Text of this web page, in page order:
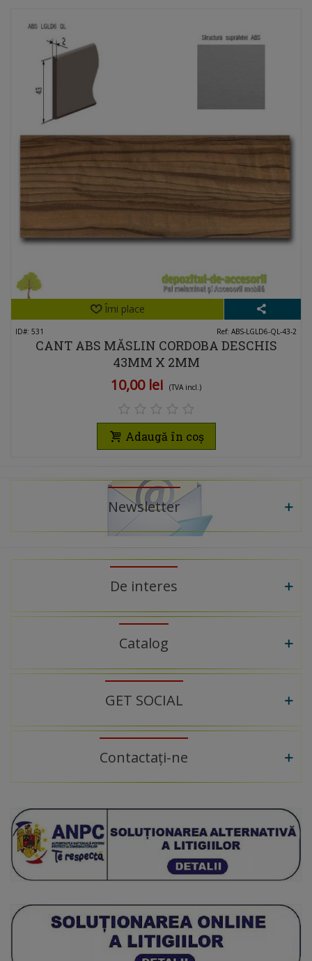
Îmi place
ID#: 531 Ref: ABS-LGLD6-QL-43-2
CANT ABS MĂSLIN CORDOBA DESCHIS
43MM X 2MM
10,00 lei (TVA incl.)
Adaugă în coș
Newsletter
De interes
Catalog
GET SOCIAL
Contactați-ne